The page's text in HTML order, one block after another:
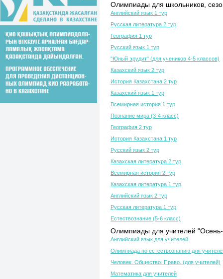
Олимпиады для школьников,
Английский язык 1 тур
Русская литература 2 тур
География 1 тур
Русский язык 1 тур
"Юный эрудит" (для учеников 4-5 классов)
Казахский язык 2 тур
История Казахстана 2 тур
Казахский язык 1 тур
Всемирная история 1 тур
Познание мира (3-4 класс)
География 2 тур
История Казахстана 1 тур
Русский язык 2 тур
Казахская литература 2 тур
Всемирная история 2 тур
Казахская литература 1 тур
Английский язык 2 тур
Русская литература 1 тур
Естествознание (5-6 класс)
Олимпиады для учителей
Английский язык для учителей
Олимпиада по естествознанию для
Человек. Общество. Право. (для учителей)
Математика для учителей